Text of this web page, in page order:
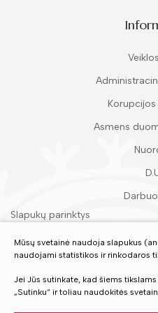
Asmens
Slapukų parinktys
Įvertinkite
Mūsų svetainė naudoja slapukus
naudojami statistikos ir rinkodaros
Jei Jūs sutinkate, kad šiems
„Sutinku“ ir toliau naudokitės